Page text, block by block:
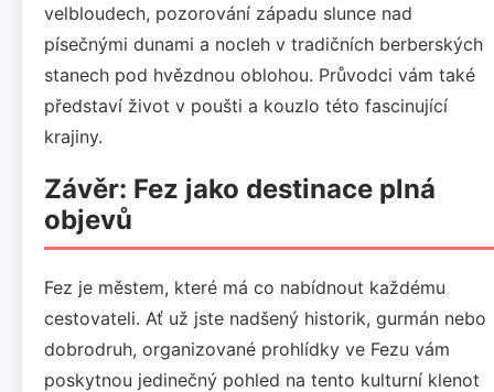
velbloudech, pozorování západu slunce nad
písečnými dunami a nocleh v tradičních berberských
stanech pod hvězdnou oblohou. Průvodci vám také
představí život v poušti a kouzlo této fascinující
krajiny.
Závěr: Fez jako destinace plná
objevů
Fez je městem, které má co nabídnout každému
cestovateli. Ať už jste nadšený historik, gurmán nebo
dobrodruh, organizované prohlídky ve Fezu vám
poskytnou jedinečný pohled na tento kulturní klenot